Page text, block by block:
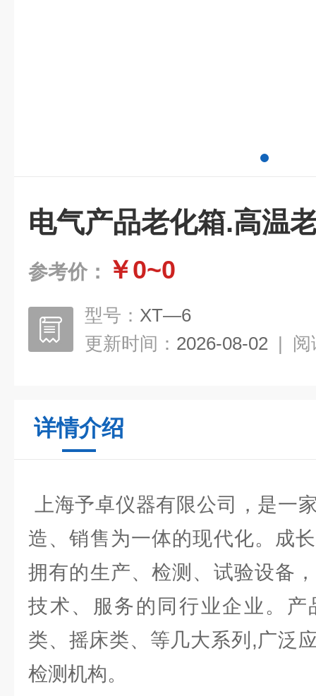
电气产品老化箱.高温
参考价： ￥0~0
型号： XT—6
更新时间： 2026-08-02 | 阅
详情介绍
上海予卓仪器有限公司，是一
造、销售为一体的现代化。成
拥有的生产、检测、试验设备
技术、服务的同行业企业。产
类、摇床类、等几大系列,广泛
检测机构。